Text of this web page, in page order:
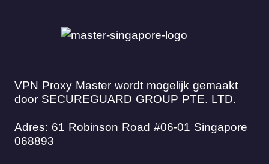
VPN Proxy Master wordt mogelijk gemaakt
door SECUREGUARD GROUP PTE. LTD.
Adres: 61 Robinson Road #06-01 Singapore
068893